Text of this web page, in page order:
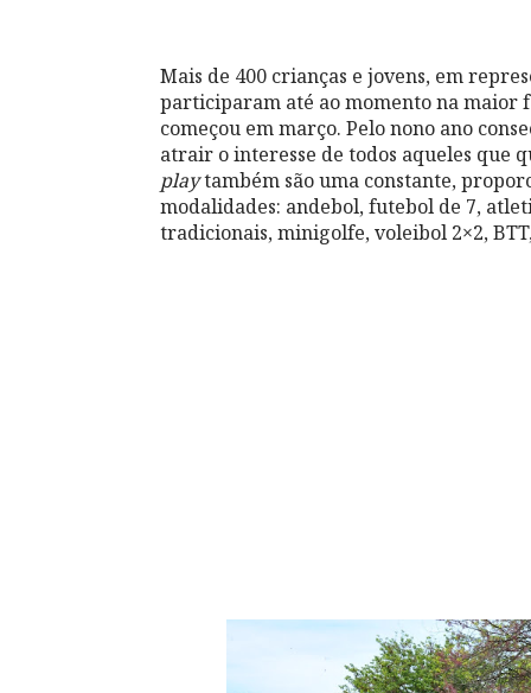
Mais de 400 crianças e jovens, em
participaram até ao momento na maior
começou em março. Pelo nono ano
atrair o interesse de todos aqueles que
playtambém são uma constante,
modalidades: andebol, futebol de 7,
tradicionais, minigolfe, voleibol 2×2,